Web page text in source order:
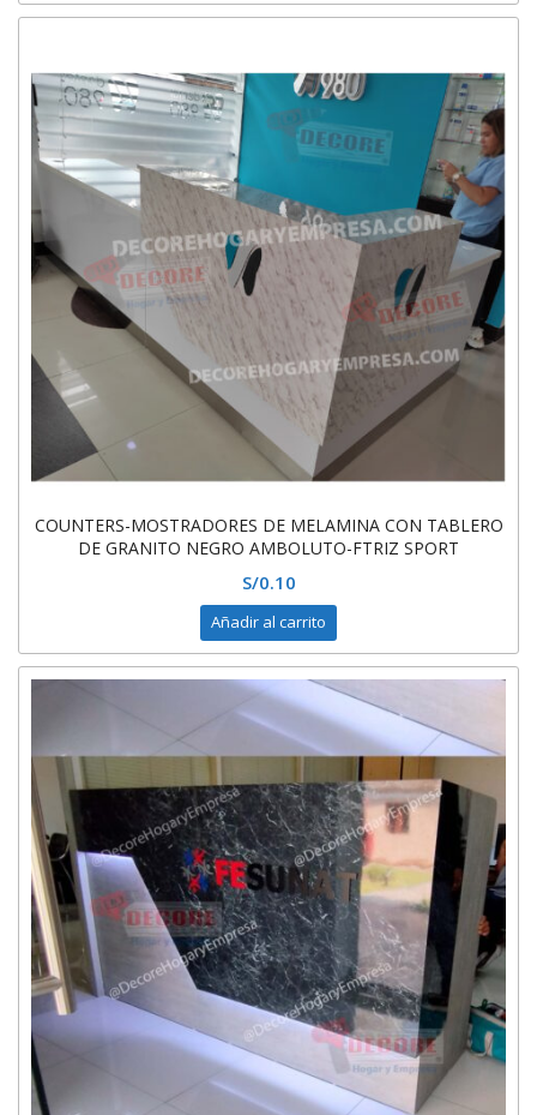
COUNTERS-MOSTRADORES DE MELAMINA CON TABLERO
DE GRANITO NEGRO AMBOLUTO-FTRIZ SPORT
S/0.10
Añadir al carrito